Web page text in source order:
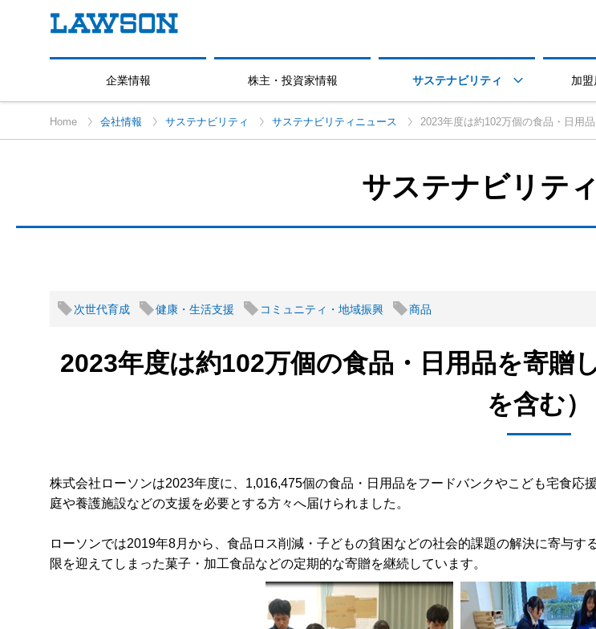
企業情報 株主・投資家情報 サステナビリティ  加
Home 会社情報 サステナビリティ サステナビリティニュース 2023年度は約102万個の食品・日用
サステナビリテ
次世代育成 健康・生活支援 コミュニティ・地域振興 商品
2023年度は約102万個の食品・日用品を寄贈
を含む）
株式会社ローソンは2023年度に、1,016,475個の食品・日用品をフードバンクやこども宅食
庭や養護施設などの支援を必要とする方々へ届けられました。
ローソンでは2019年8月から、食品ロス削減・子どもの貧困などの社会的課題の解決に寄与
限を迎えてしまった菓子・加工食品などの定期的な寄贈を継続しています。